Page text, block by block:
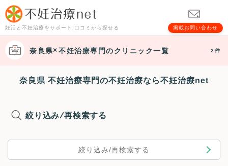
妊活と不妊治療をサポート!口コミから探せる 掲載お問い合わせ
奈良県 不妊治療専門のクリニック一覧 2件
奈良県 不妊治療専門の不妊治療なら不妊治療net
絞り込み/再検索する
絞り込み/再検索する